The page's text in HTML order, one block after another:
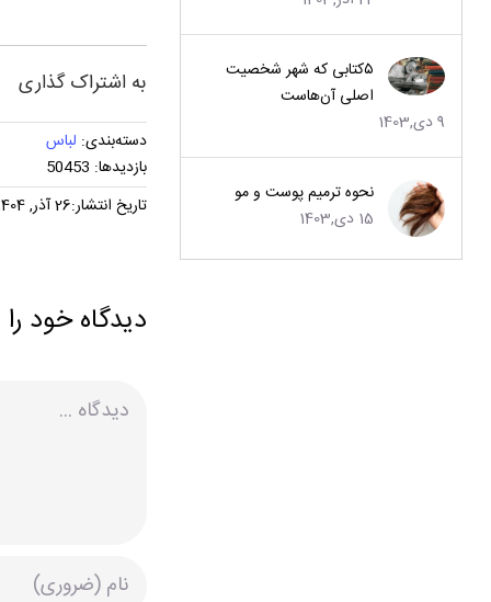
۵کتابی که شهر شخصیت
اصلی آن‌هاست
9 دی,1403
نحوه ترمیم پوست و مو
15 دی,1403
به اشتراک گذاری
دسته‌بندی: لباس
بازدیدها: 50453
تاریخ انتشار:26 آذر, 1404
دیدگاه خود